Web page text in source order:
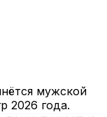
мужской
2026 года.